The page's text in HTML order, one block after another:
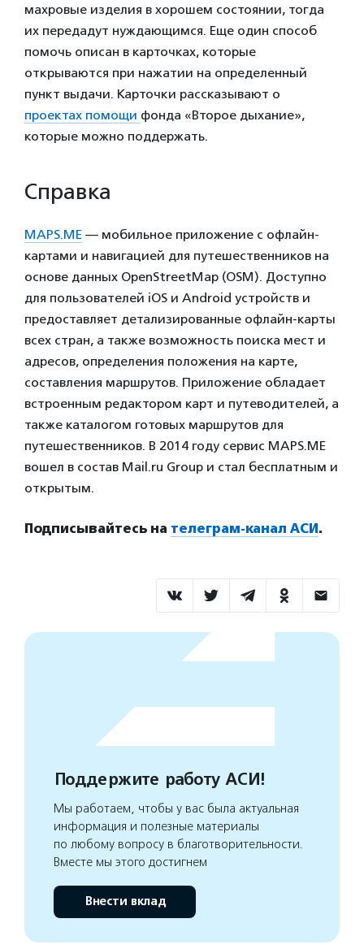
махровые изделия в хорошем состоянии, тогда
их передадут нуждающимся. Еще один способ
помочь описан в карточках, которые
открываются при нажатии на определенный
пункт выдачи. Карточки рассказывают о
проектах помощи фонда «Второе дыхание»,
которые можно поддержать.
Справка
MAPS.ME — мобильное приложение с офлайн-
картами и навигацией для путешественников на
основе данных OpenStreetMap (OSM). Доступно
для пользователей iOS и Android устройств и
предоставляет детализированные офлайн-карты
всех стран, а также возможность поиска мест и
адресов, определения положения на карте,
составления маршрутов. Приложение обладает
встроенным редактором карт и путеводителей, а
также каталогом готовых маршрутов для
путешественников. В 2014 году сервис MAPS.ME
вошел в состав Mail.ru Group и стал бесплатным и
открытым.
Подписывайтесь на телеграм-канал АСИ.
Поддержите работу АСИ!
Мы работаем, чтобы у вас была актуальная
информация и полезные материалы
по любому вопросу в благотворительности.
Вместе мы этого достигнем
Внести вклад